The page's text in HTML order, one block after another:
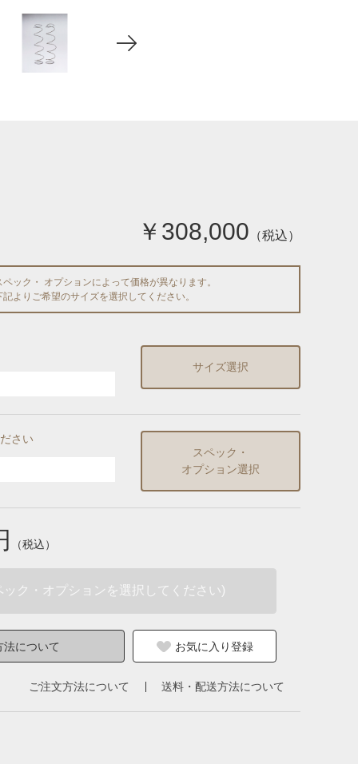
￥308,000 （税込）
ック・ オプションによって価格が異なります。
よりご希望のサイズを選択してください。
サイズ選択
さい
スペック・
オプション選択
（税込）
ク・オプションを選択してください)
について お気に入り登録
ご注文方法について 送料・配送方法について